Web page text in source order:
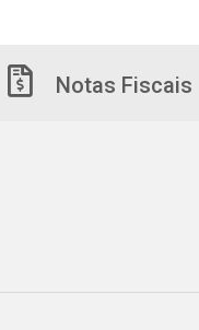
Notas Fiscais